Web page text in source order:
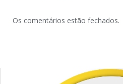
Os comentários estão fechados.